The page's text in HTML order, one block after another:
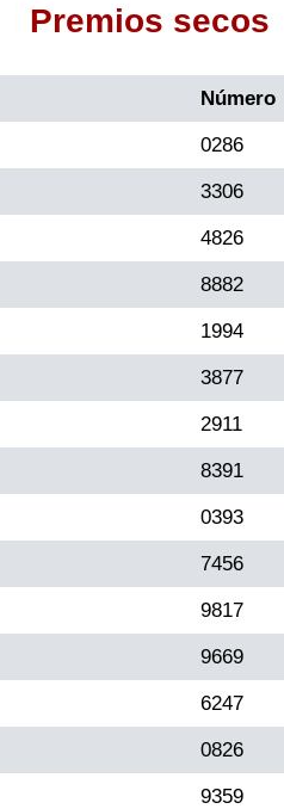
Premios secos
Número
0286
3306
4826
8882
1994
3877
2911
8391
0393
7456
9817
9669
6247
0826
9359